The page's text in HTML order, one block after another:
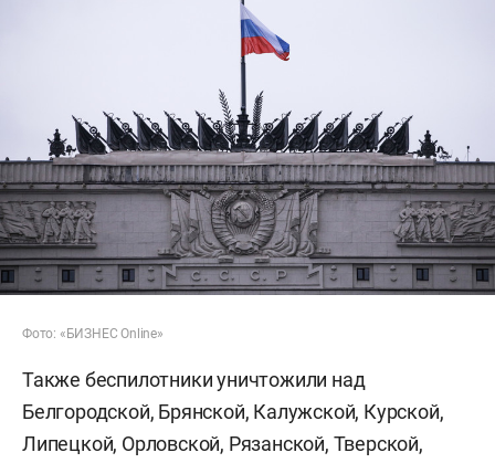
Фото: «БИЗНЕС Online»
Также беспилотники уничтожили над
Белгородской, Брянской, Калужской, Курской,
Липецкой, Орловской, Рязанской, Тверской,